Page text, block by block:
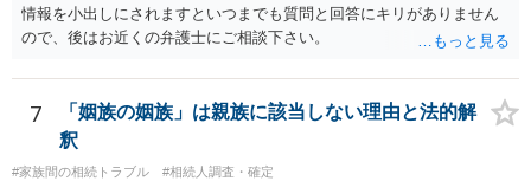
しどころ）としては，譲歩することを甘受しなければならないかもし
れません。
情報を小出しにされますといつまでも質問と回答にキリがありません
ので、後はお近くの弁護士にご相談下さい。
7
「姻族の姻族」は親族に該当しない理由と法的解
釈
#家族間の相続トラブル #相続人調査・確定